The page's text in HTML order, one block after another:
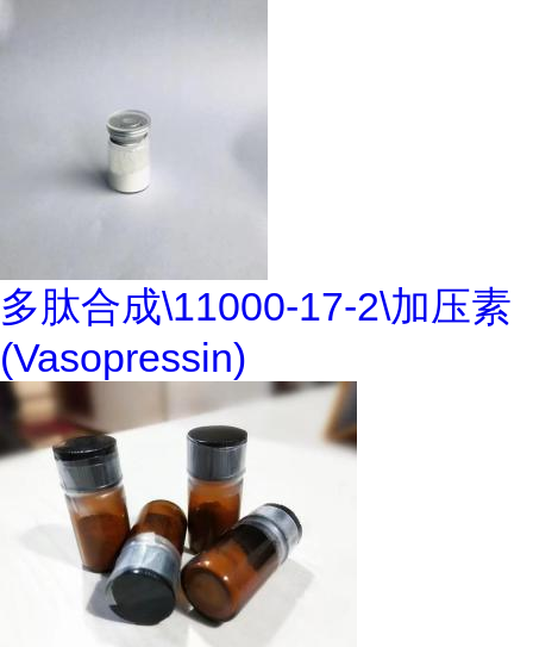
多肽合成\11000-17-2\加压素
(Vasopressin)